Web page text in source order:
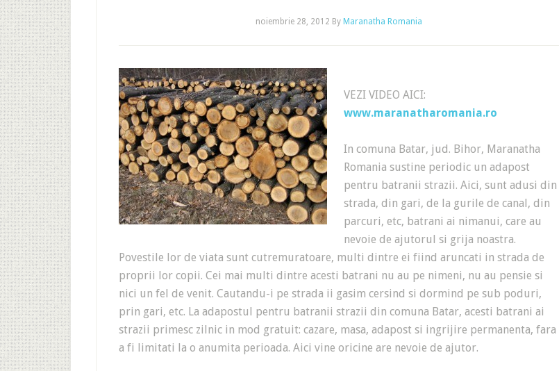
noiembrie 28, 2012 By Maranatha Romania
VEZI VIDEO AICI:
www.maranatharomania.ro
In comuna Batar, jud. Bihor, Maranatha
Romania sustine periodic un adapost
pentru batranii strazii. Aici, sunt adusi din
strada, din gari, de la gurile de canal, din
parcuri, etc, batrani ai nimanui, care au
nevoie de ajutorul si grija noastra.
Povestile lor de viata sunt cutremuratoare, multi dintre ei fiind aruncati in strada de
proprii lor copii. Cei mai multi dintre acesti batrani nu au pe nimeni, nu au pensie si
nici un fel de venit. Cautandu-i pe strada ii gasim cersind si dormind pe sub poduri,
prin gari, etc. La adapostul pentru batranii strazii din comuna Batar, acesti batrani ai
strazii primesc zilnic in mod gratuit: cazare, masa, adapost si ingrijire permanenta, fara
a fi limitati la o anumita perioada. Aici vine oricine are nevoie de ajutor.